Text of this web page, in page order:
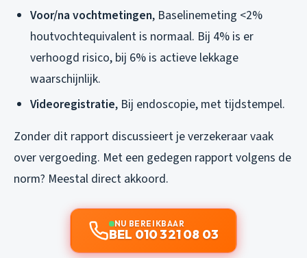
Voor/na vochtmetingen, Baselinemeting <2%
houtvochtequivalent is normaal. Bij 4% is er
verhoogd risico, bij 6% is actieve lekkage
waarschijnlijk.
Videoregistratie, Bij endoscopie, met tijdstempel.
Zonder dit rapport discussieert je verzekeraar vaak
over vergoeding. Met een gedegen rapport volgens de
norm? Meestal direct akkoord.
NU BEREIKBAAR
BEL 010 321 08 03